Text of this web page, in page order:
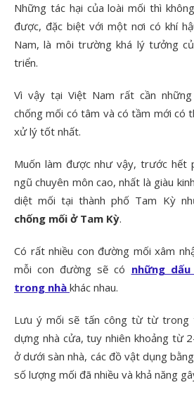
Những tác hại của loài mối thì
được, đặc biệt với một nơi có khí
Nam, là môi trường khá lý tưởng
triển.
Vì vậy tại Việt Nam rất cần
chống mối có tâm và có tầm mới có
xử lý tốt nhất.
Muốn làm được như vậy, trước hết
ngũ chuyên môn cao, nhất là giàu
diệt mối tại thành phố Tam Kỳ
chống mối ở Tam Kỳ.
Có rất nhiều con đường mối xâm
mỗi con đường sẽ có những
trong nhà khác nhau.
Lưu ý mối sẽ tấn công từ từ trong
dựng nhà cửa, tuy nhiên khoảng từ
ở dưới sàn nhà, các đồ vật dụng
số lượng mối đã nhiều và khả năng